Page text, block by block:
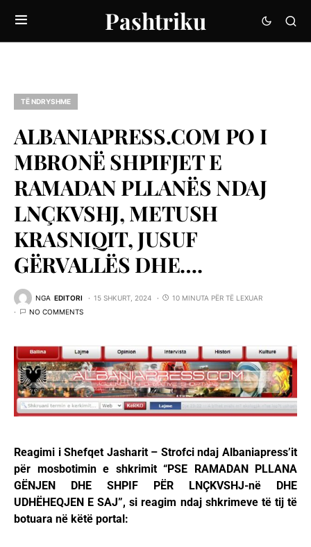
Pashtriku
TË NDRYSHME
ALBANIAPRESS.COM PO I
MBRONË SHPIFJET E
RAMADAN PLLANËS NDAJ
LNÇKVSHJ, METUSH
KRASNIQIT, JUSUF
GËRVALLËS DHE….
NGA EDITORI 15 SHKURT, 2024
10 MINUTA PËR TË LEXUAR
NO COMMENTS
Reagimi i Shefqet Jasharit – Strofci ndaj Albaniapress’it
për mosbotimin e shkrimit “PSE RAMADAN PLLANA
GËNJEN DHE SHPIF PËR LNÇKVSHJ-në DHE
UDHËHEQJEN E SAJ”, si reagim ndaj shkrimeve të tij të
botuara në këtë portal: